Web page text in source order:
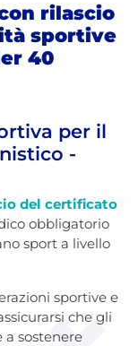
rilascio
sportive
40
per il
-
del certificato
obbligatorio
sport a livello
sportive e
che gli
sostenere